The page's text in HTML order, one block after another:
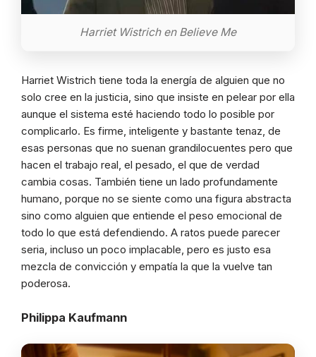
Harriet Wistrich en Believe Me
Harriet Wistrich tiene toda la energía de alguien que no
solo cree en la justicia, sino que insiste en pelear por ella
aunque el sistema esté haciendo todo lo posible por
complicarlo. Es firme, inteligente y bastante tenaz, de
esas personas que no suenan grandilocuentes pero que
hacen el trabajo real, el pesado, el que de verdad
cambia cosas. También tiene un lado profundamente
humano, porque no se siente como una figura abstracta
sino como alguien que entiende el peso emocional de
todo lo que está defendiendo. A ratos puede parecer
seria, incluso un poco implacable, pero es justo esa
mezcla de convicción y empatía la que la vuelve tan
poderosa.
Philippa Kaufmann